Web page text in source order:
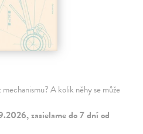
A kolik něhy se může
zasielame do 7 dní od